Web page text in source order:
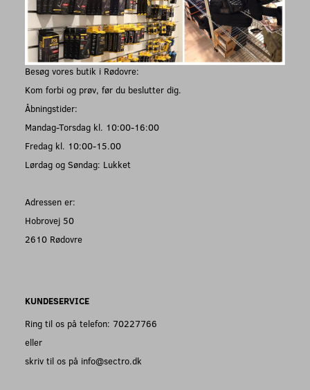
Besøg vores butik i Rødovre:
Kom forbi og prøv, før du beslutter dig.
Åbningstider:
Mandag-Torsdag kl. 10:00-16:00
Fredag kl. 10:00-15.00
Lørdag og Søndag: Lukket
Adressen er:
Hobrovej 50
2610 Rødovre
KUNDESERVICE
Ring til os på telefon: 70227766
eller
skriv til os på info@sectro.dk